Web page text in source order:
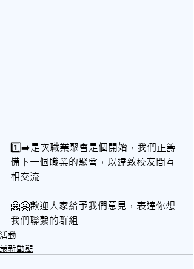
1️⃣➡️是次職業聚會是個開始，我們正籌
備下一個職業的聚會，以達致校友間互
相交流
🤗🤗歡迎大家給予我們意見，表達你想
我們聯繫的群組
活動
最新動態